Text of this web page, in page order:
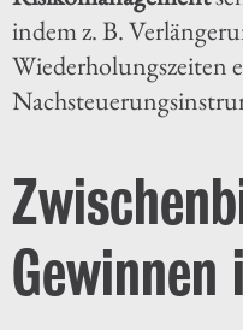
indem z. B.
Wiederholungszeiten